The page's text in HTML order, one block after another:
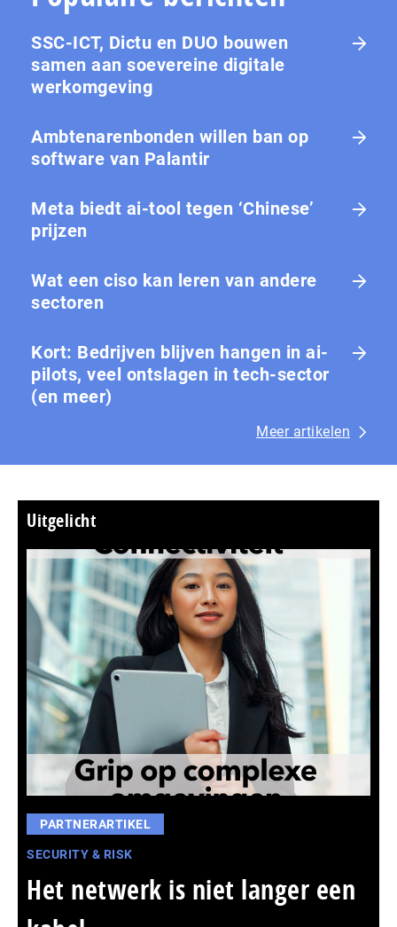
SSC-ICT, Dictu en DUO bouwen
samen aan soevereine digitale
werkomgeving
Ambtenarenbonden willen ban op
software van Palantir
Meta biedt ai-tool tegen ‘Chinese’
prijzen
Wat een ciso kan leren van andere
sectoren
Kort: Bedrijven blijven hangen in ai-
pilots, veel ontslagen in tech-sector
(en meer)
Meer artikelen
Uitgelicht
PARTNERARTIKEL
SECURITY & RISK
Het netwerk is niet langer een